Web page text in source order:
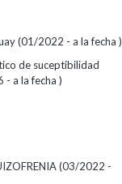
(01/2022 - a la fecha )
de suceptibilidad
a la fecha )
(03/2022 -